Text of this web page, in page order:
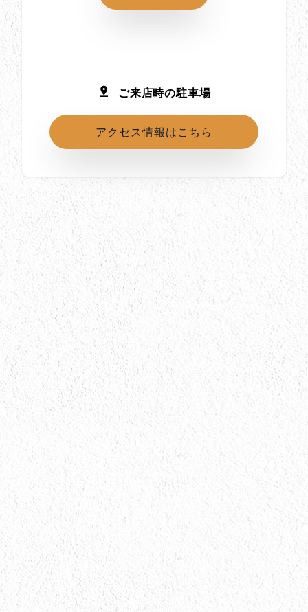
ご来店時の駐車場
アクセス情報はこちら
所在地
会社情報とサイトマップ
会社情報